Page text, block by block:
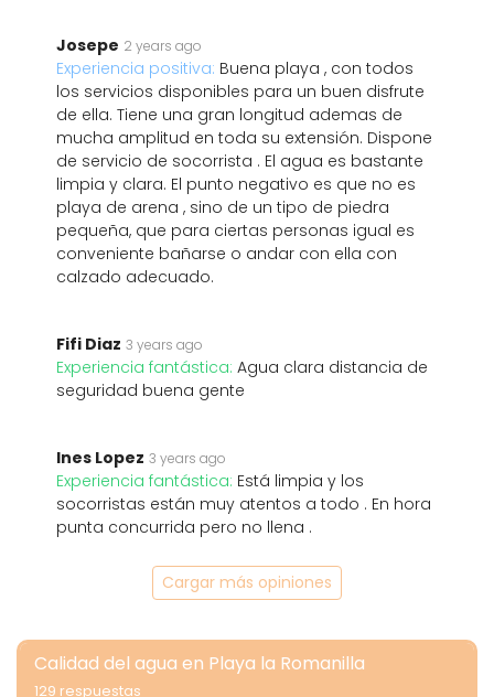
Josepe 2 years ago
Experiencia positiva: Buena playa , con todos
los servicios disponibles para un buen disfrute
de ella. Tiene una gran longitud ademas de
mucha amplitud en toda su extensión. Dispone
de servicio de socorrista . El agua es bastante
limpia y clara. El punto negativo es que no es
playa de arena , sino de un tipo de piedra
pequeña, que para ciertas personas igual es
conveniente bañarse o andar con ella con
calzado adecuado.
Fifi Diaz 3 years ago
Experiencia fantástica: Agua clara distancia de
seguridad buena gente
Ines Lopez 3 years ago
Experiencia fantástica: Está limpia y los
socorristas están muy atentos a todo . En hora
punta concurrida pero no llena .
Cargar más opiniones
Calidad del agua en Playa la Romanilla
129 respuestas